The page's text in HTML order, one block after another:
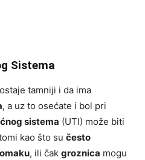
Sistema
tamniji i da ima
, a uz to osećate i bol pri
sistema (UTI) može biti
kao što su često
, ili čak groznica mogu